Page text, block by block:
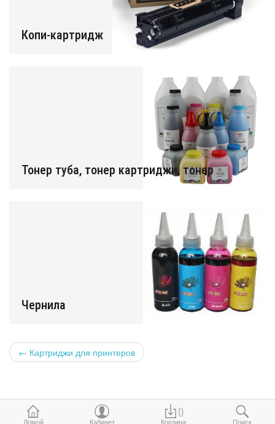
Копи-картридж
Тонер туба, тонер картриджи, тонер
Чернила
← Картриджи для принтеров
Домой Кабинет
{}
Корзина Поиск